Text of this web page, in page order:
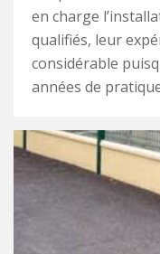
en charge
qualifiés, leur
considérable
années de